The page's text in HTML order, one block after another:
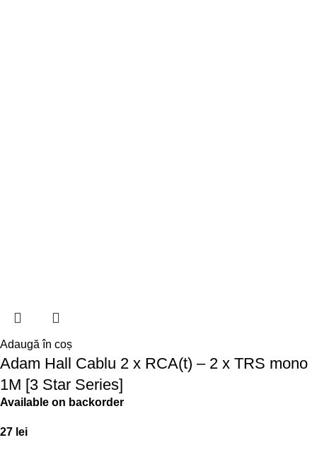
Adaugă în coș
Adam Hall Cablu 2 x RCA(t) – 2 x TRS mono
1M [3 Star Series]
Available on backorder
27 lei